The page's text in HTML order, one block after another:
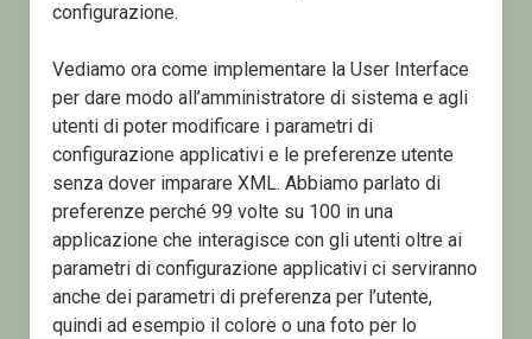
configurazione.
Vediamo ora come implementare la User Interface
per dare modo all’amministratore di sistema e agli
utenti di poter modificare i parametri di
configurazione applicativi e le preferenze utente
senza dover imparare XML. Abbiamo parlato di
preferenze perché 99 volte su 100 in una
applicazione che interagisce con gli utenti oltre ai
parametri di configurazione applicativi ci serviranno
anche dei parametri di preferenza per l’utente,
quindi ad esempio il colore o una foto per lo